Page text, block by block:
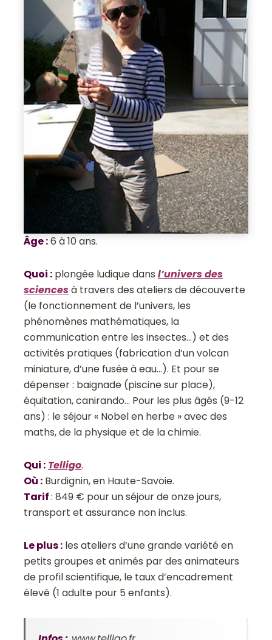
Âge:6 à 10 ans.
Quoi : plongée ludique dansl’univers des
sciencesà travers des ateliers de découverte
(le fonctionnement de l’univers, les
phénomènes mathématiques, la
communication entre les insectes…) et des
activités pratiques (fabrication d’un volcan
miniature, d’une fusée à eau…). Et pour se
dépenser : baignade (piscine sur place),
équitation, canirando… Pour les plus âgés (9-12
ans) : le séjour « Nobel en herbe » avec des
maths, de la physique et de la chimie.
Qui : Telligo.
Où : Burdignin, en Haute-Savoie.
Tarif: 849 € pour un séjour de onze jours,
transport et assurance non inclus.
Le plus: les ateliers d’une grande variété en
petits groupes et animés par des animateurs
de profil scientifique, le taux d’encadrement
élevé (1 adulte pour 5 enfants).